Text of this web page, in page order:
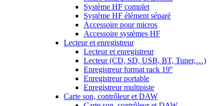
Système HF complet
Système HF élément séparé
Accessoire pour micros
Accessoire systèmes HF
Lecteur et enregistreur
Lecteur et enregistreur
Lecteur (CD, SD, USB, BT, Tuner,…)
Enregistreur format rack 19''
Enregistreur portable
Enregistreur multipiste
Carte son, contrôleur et DAW